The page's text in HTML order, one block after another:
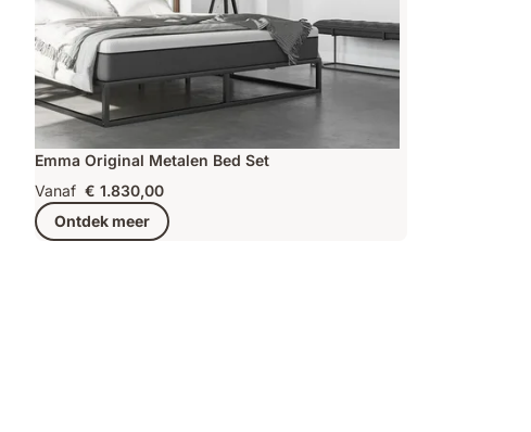
Emma Original Metalen Bed Set
Vanaf € 1.830,00
Ontdek meer